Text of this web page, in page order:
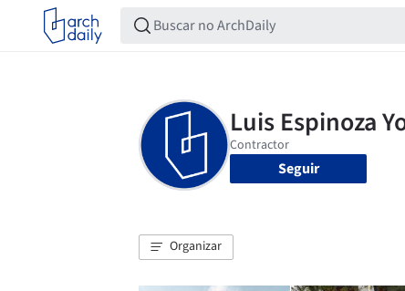
Seguir
Organizar